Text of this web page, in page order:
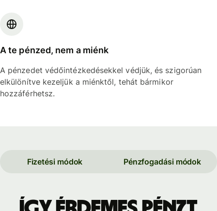
A te pénzed, nem a miénk
A pénzedet védőintézkedésekkel védjük, és szigorúan
elkülönítve kezeljük a miénktől, tehát bármikor
hozzáférhetsz.
Fizetési módok Pénzfogadási módok